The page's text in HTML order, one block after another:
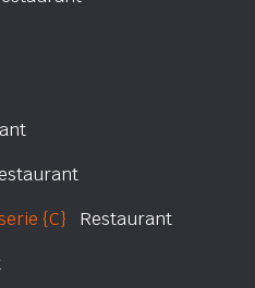
{C} Restaurant